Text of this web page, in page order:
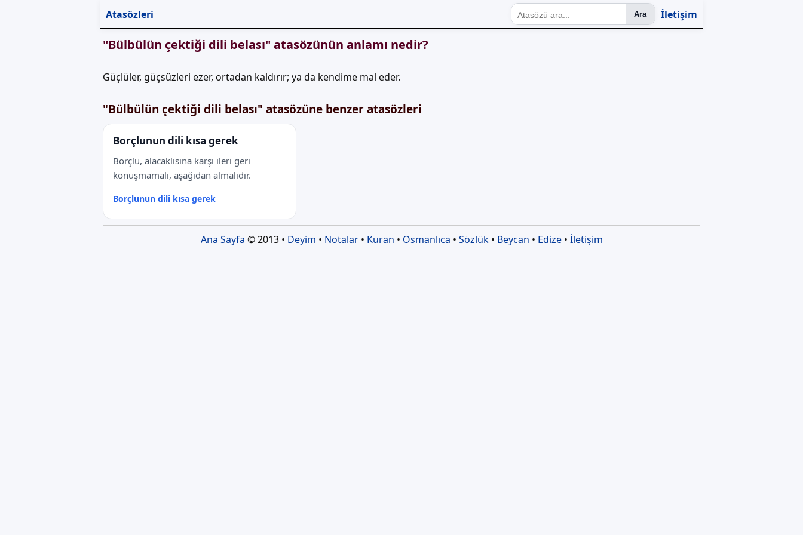
Atasözleri Ara İletişim
"Bülbülün çektiği dili belası" atasözünün anlamı nedir?
Güçlüler, güçsüzleri ezer, ortadan kaldırır; ya da kendime mal eder.
"Bülbülün çektiği dili belası" atasözüne benzer atasözleri
Borçlunun dili kısa gerek
Borçlu, alacaklısına karşı ileri geri
konuşmamalı, aşağıdan almalıdır.
Borçlunun dili kısa gerek
Ana Sayfa © 2013 • Deyim • Notalar• Kuran • Osmanlıca • Sözlük• Beycan • Edize• İletişim